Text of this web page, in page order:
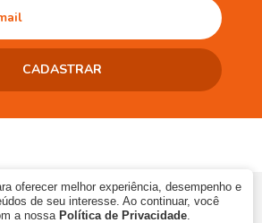
LTDA | CNPJ: 10.868.273/0001-06 | Ins.
Estadual: 90483286-33
oferecer melhor experiência, desempenho e
de seu interesse. Ao continuar, você
a nossa Política de Privacidade.